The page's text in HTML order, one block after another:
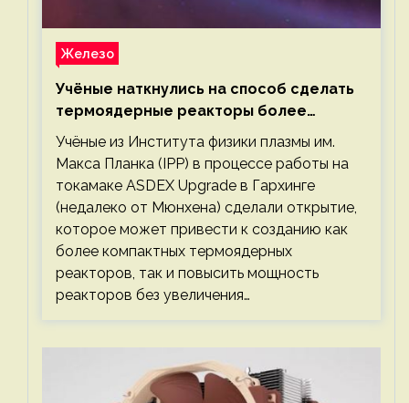
Железо
Учёные наткнулись на способ сделать
термоядерные реакторы более
компактными или мощными
Учёные из Института физики плазмы им.
Макса Планка (IPP) в процессе работы на
токамаке ASDEX Upgrade в Гархинге
(недалеко от Мюнхена) сделали открытие,
которое может привести к созданию как
более компактных термоядерных
реакторов, так и повысить мощность
реакторов без увеличения…